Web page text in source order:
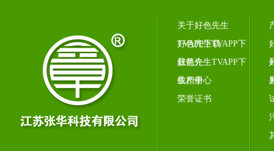
关于好色先生
TVAPP下载
好色先生TVAPP下
载简介
好色先生TVAPP下
载相册
生产中心
荣誉证书